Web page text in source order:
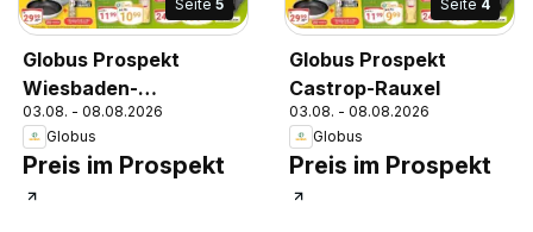
Seite 5
Globus Prospekt
Wiesbaden-
Nordenstadt
03.08. - 08.08.2026
Globus
Preis im Prospekt
Seite 4
Globus Prospekt
Castrop-Rauxel
03.08. - 08.08.2026
Globus
Preis im Prospekt